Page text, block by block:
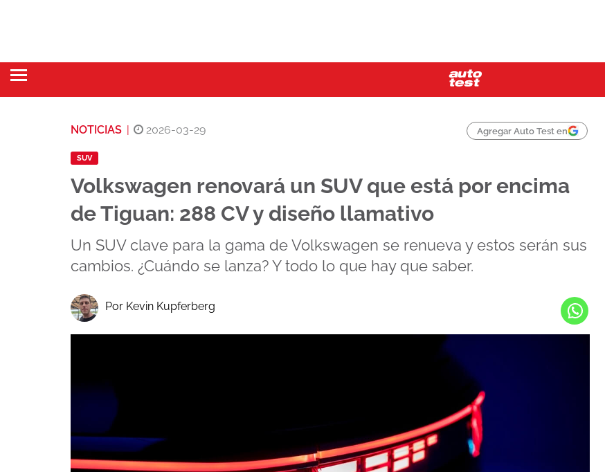
NOTICIAS 2026-03-29 Agregar Auto Test en
SUV
Volkswagen renovará un SUV que está por encima
de Tiguan: 288 CV y diseño llamativo
Un SUV clave para la gama de Volkswagen se renueva y estos serán sus
cambios. ¿Cuándo se lanza? Y todo lo que hay que saber.
Por Kevin Kupferberg